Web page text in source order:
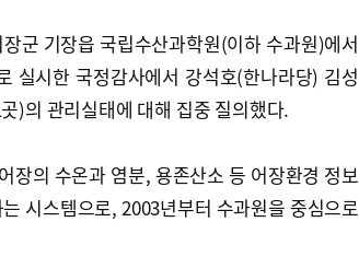
군 기장읍 국립수산과학원(이하 수과원)에서
실시한 국정감사에서 강석호(한나라당) 김성
)의 관리실태에 대해 집중 질의했다.
장의 수온과 염분, 용존산소 등 어장환경 정보
시스템으로, 2003년부터 수과원을 중심으로